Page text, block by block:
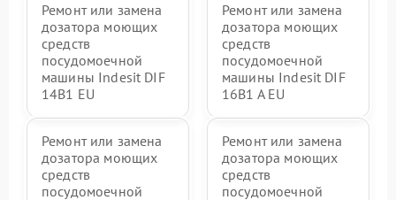
Ремонт или замена
дозатора моющих
средств
посудомоечной
машины Indesit DIF
14B1 EU
Ремонт или замена
дозатора моющих
средств
посудомоечной
машины Indesit DIF
16B1 A EU
Ремонт или замена
дозатора моющих
средств
посудомоечной
Ремонт или замена
дозатора моющих
средств
посудомоечной